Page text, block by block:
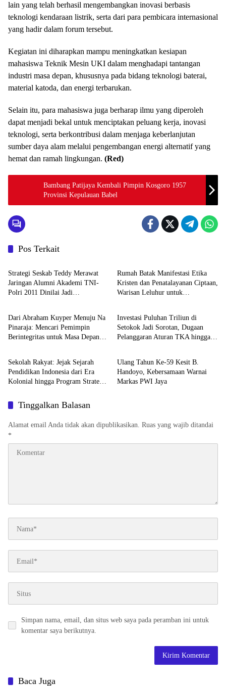
lain yang telah berhasil mengembangkan inovasi berbasis
teknologi kendaraan listrik, serta dari para pembicara internasional
yang hadir dalam forum tersebut.
Kegiatan ini diharapkan mampu meningkatkan kesiapan
mahasiswa Teknik Mesin UKI dalam menghadapi tantangan
industri masa depan, khususnya pada bidang teknologi baterai,
material katoda, dan energi terbarukan.
Selain itu, para mahasiswa juga berharap ilmu yang diperoleh
dapat menjadi bekal untuk menciptakan peluang kerja, inovasi
teknologi, serta berkontribusi dalam menjaga keberlanjutan
sumber daya alam melalui pengembangan energi alternatif yang
hemat dan ramah lingkungan. (Red)
Bambang Patijaya Kembali Pimpin Kosgoro 1957
Provinsi Kepulauan Babel
Pos Terkait
Berita
Strategi Seskab Teddy Merawat
Jaringan Alumni Akademi TNI-
Polri 2011 Dinilai Jadi
Rumah Batak Manifestasi Etika
Kristen dan Penatalayanan Ciptaan,
Warisan Leluhur untuk
Berita
Dari Abraham Kuyper Menuju Na
Pinaraja: Mencari Pemimpin
Berintegritas untuk Masa Depan
Berita
Investasi Puluhan Triliun di
Setokok Jadi Sorotan, Dugaan
Pelanggaran Aturan TKA hingga
Berita
Sekolah Rakyat: Jejak Sejarah
Pendidikan Indonesia dari Era
Kolonial hingga Program Strategis
Berita
Ulang Tahun Ke-59 Kesit B.
Handoyo, Kebersamaan Warnai
Markas PWI Jaya
Tinggalkan Balasan
Alamat email Anda tidak akan dipublikasikan. Ruas yang wajib ditandai
*
Simpan nama, email, dan situs web saya pada peramban ini untuk
komentar saya berikutnya.
Baca Juga